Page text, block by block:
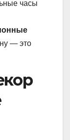
часы
— это